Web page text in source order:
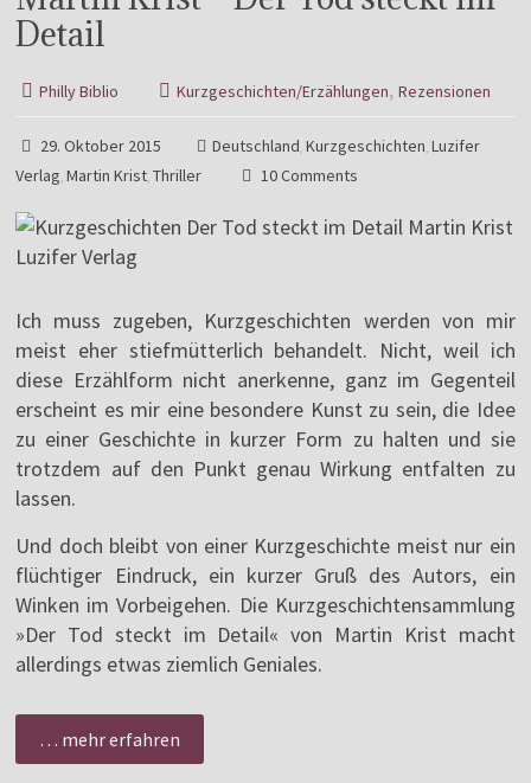
Detail
Philly Biblio Kurzgeschichten/Erzählungen,Rezensionen
29. Oktober 2015 Deutschland,Kurzgeschichten,Luzifer
Verlag,Martin Krist,Thriller 10 Comments
Ich muss zugeben, Kurzgeschichten werden von mir
meist eher stiefmütterlich behandelt. Nicht, weil ich
diese Erzählform nicht anerkenne, ganz im Gegenteil
erscheint es mir eine besondere Kunst zu sein, die Idee
zu einer Geschichte in kurzer Form zu halten und sie
trotzdem auf den Punkt genau Wirkung entfalten zu
lassen.
Und doch bleibt von einer Kurzgeschichte meist nur ein
flüchtiger Eindruck, ein kurzer Gruß des Autors, ein
Winken im Vorbeigehen. Die Kurzgeschichtensammlung
»Der Tod steckt im Detail« von Martin Krist macht
allerdings etwas ziemlich Geniales.
… mehr erfahren